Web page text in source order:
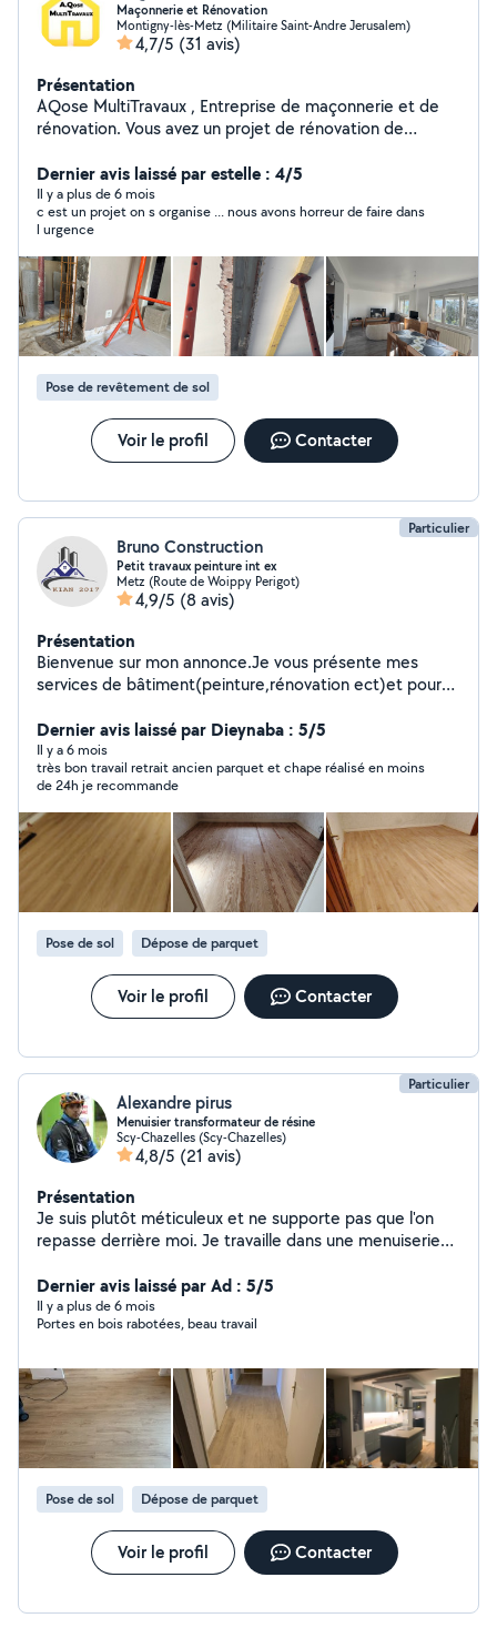
Maçonnerie et Rénovation
Montigny-lès-Metz (Militaire Saint-Andre Jerusalem)
4,7/5 (31 avis)
Présentation
AQose MultiTravaux , Entreprise de maçonnerie et de
rénovation. Vous avez un projet de rénovation de
d'artisans maçons ? Faites appel à AQose MultiTravaux ,
spécialiste des travaux de rénovation intérieure et
extérieure. Notre entreprise familiale met son savoir-
faire à votre service pour réaliser tous vos travaux de
maçonnerie générale. Nous prenons en main : Travaux
de maçonnerie générale L'aménagement des pièces et
des espaces extérieurs Travaux de carrelage
L'aménagement de combles Travaux de peinture
Travaux de plâtrerie Travaux d'isolation thermique par
l'extérieur ( Le ravalement de façade Travaux de toiture
Les bonnes raisons de choisir AQose MultiTravaux :
Entreprise familiale avec des prix très raisonnables Un
devis gratuit La livraison du chantier dans les délais
Gusti Qose
Dernier avis laissé par estelle : 4/5
Il y a plus de 6 mois
c est un projet on s organise ... nous avons horreur de faire dans
l urgence
Pose de revêtement de sol
Voir le profil Contacter
Particulier
Bruno Construction
Petit travaux peinture int ex
Metz (Route de Woippy Perigot)
4,9/5 (8 avis)
Présentation
Bienvenue sur mon annonce.Je vous présente mes
services de bâtiment(peinture,rénovation ect)et pour
expérimente,organise et confiance ne hésitez pas à me
contacter
Dernier avis laissé par Dieynaba : 5/5
Il y a 6 mois
très bon travail retrait ancien parquet et chape réalisé en moins
de 24h je recommande
Pose de sol Dépose de parquet
Voir le profil Contacter
Particulier
Alexandre pirus
Menuisier transformateur de résine
Scy-Chazelles (Scy-Chazelles)
4,8/5 (21 avis)
Présentation
Je suis plutôt méticuleux et ne supporte pas que l'on
repasse derrière moi. Je travaille dans une menuiserie
bain, adepte du montage de mobilier. Disponible les
soirs à partir de 17h.
Dernier avis laissé par Ad : 5/5
Il y a plus de 6 mois
Portes en bois rabotées, beau travail
Pose de sol Dépose de parquet
Voir le profil Contacter